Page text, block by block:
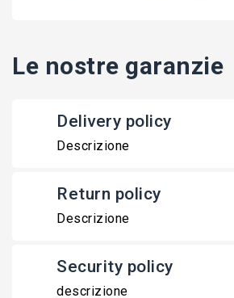
Le nostre garanzie
Delivery policy
Descrizione
Return policy
Descrizione
Security policy
descrizione